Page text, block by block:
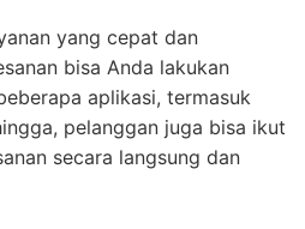
yang cepat dan
bisa Anda lakukan
aplikasi, termasuk
pelanggan juga bisa ikut
secara langsung dan